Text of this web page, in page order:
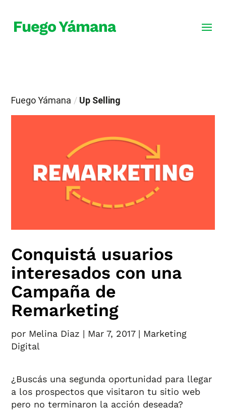
Fuego Yámana / Up Selling
Conquistá usuarios
interesados con una
Campaña de
Remarketing
por Melina Diaz | Mar 7, 2017| Marketing
Digital
¿Buscás una segunda oportunidad para llegar
a los prospectos que visitaron tu sitio web
pero no terminaron la acción deseada?